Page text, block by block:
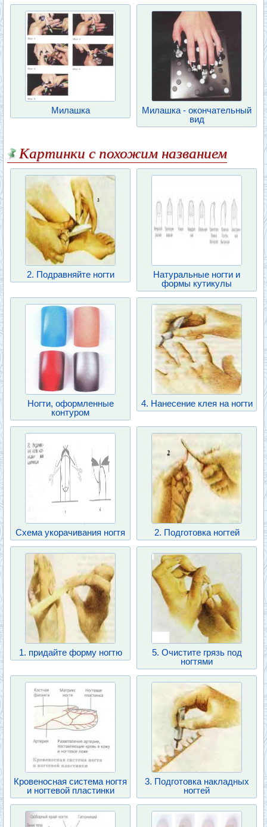
Милашка
Милашка - окончательный
вид
Картинки с похожим названием
2. Подравняйте ногти
Натуральные ногти и
формы кутикулы
Ногти, оформленные
контуром
4. Нанесение клея на ногти
Схема укорачивания ногтя 2. Подготовка ногтей
1. придайте форму ногтю
5. Очистите грязь под
ногтями
Кровеносная система ногтя
и ногтевой пластинки
3. Подготовка накладных
ногтей